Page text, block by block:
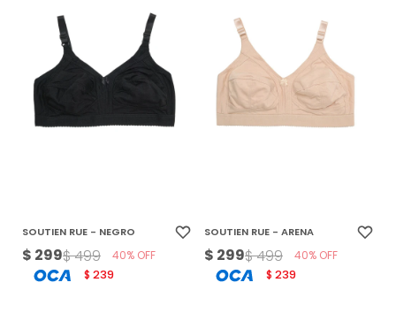
SOUTIEN RUE - NEGRO
$ 299$499 40
$ 239
SOUTIEN RUE - ARENA
$ 299$499 40
$ 239